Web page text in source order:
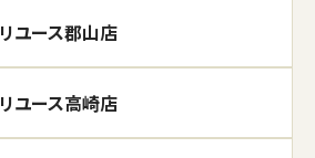
ユース郡山店
ユース高崎店